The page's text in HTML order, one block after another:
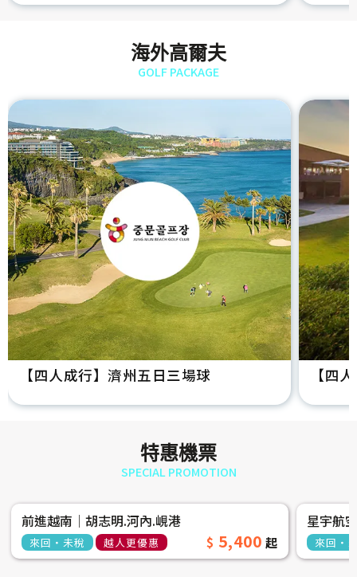
海外高爾夫
GOLF PACKAGE
【四人成行】濟州五日三場球 【四
特惠機票
SPECIAL PROMOTION
前進越南│胡志明.河內.峴港
來回‧未稅 越人更優惠 5,400
星宇航
來回‧